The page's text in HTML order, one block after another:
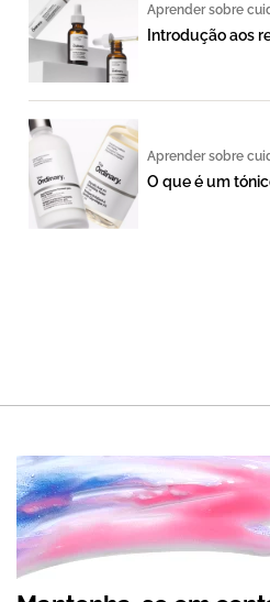
Aprender sobre
Introdução aos
Aprender sobre
O que é um